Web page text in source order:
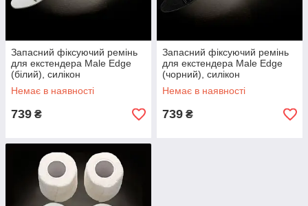
Запасний фіксуючий ремінь
для екстендера Male Edge
(білий), силікон
Немає в наявності
739 ₴
Запасний фіксуючий ремінь
для екстендера Male Edge
(чорний), силікон
Немає в наявності
739 ₴